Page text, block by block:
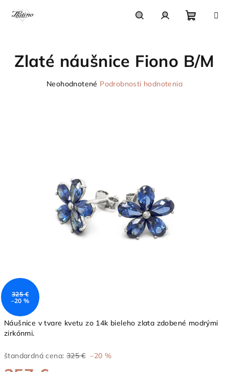
košík
Náušnice v tvare kvetu zo 14k bieleho zlata zdobené modrými
zirkónmi.
štandardná cena: 325 € –20 %
Zlaté náušnice Fiono B/M
Priemerné
Neohodnotené Podrobnosti hodnotenia
325 €
–20 %